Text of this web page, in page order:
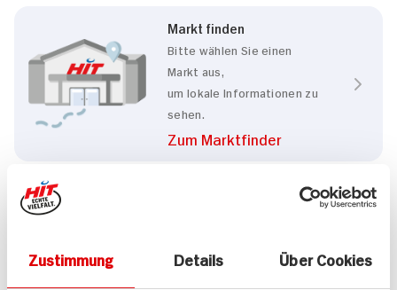
Zustimmung Details Über Cookies
Markt finden
Bitte wählen Sie einen
Markt aus,
um lokale Informationen zu
sehen.
Zum Marktfinder
Marke
Herkunftsland